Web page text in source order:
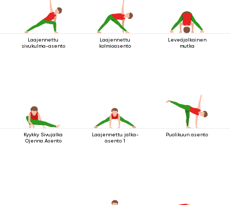
Laajennettu
sivukulma-asento
Laajennettu
kolmioasento
Leveäjalkainen
mutka
Kyykky Sivujalka
Ojenna Asento
Laajennettu jalka-
asento 1
Puolikuun asento